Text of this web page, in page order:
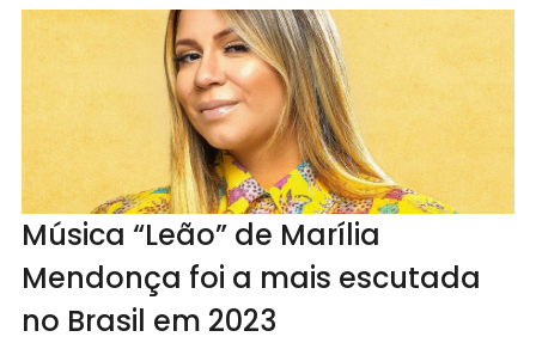
Música “Leão” de Marília
Mendonça foi a mais escutada
no Brasil em 2023